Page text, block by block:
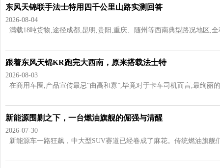
东风天锦联手法士特用四千公里山路实测回答
2026-08-04
满载18吨货物,途径成都,昆明,贵阳,重庆、随州等西南典型路况地区,
跟着东风天锦KR跑完大西南，原来搭载法士特
2026-08-03
在商用车圈,产品宣传最忌“曲高和寡”,毕竟对于卡车司机而言,最绚丽
新能源围剿之下，一台燃油旗舰的倔强与清醒
2026-07-30
新能源车一路狂飙，中大型SUV赛道已经卷成了麻花。传统燃油旗